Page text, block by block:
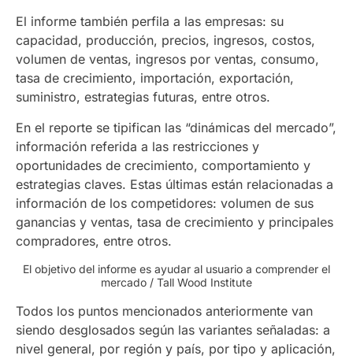
El informe también perfila a las empresas: su
capacidad, producción, precios, ingresos, costos,
volumen de ventas, ingresos por ventas, consumo,
tasa de crecimiento, importación, exportación,
suministro, estrategias futuras, entre otros.
En el reporte se tipifican las “dinámicas del mercado”,
información referida a las restricciones y
oportunidades de crecimiento, comportamiento y
estrategias claves. Estas últimas están relacionadas a
información de los competidores: volumen de sus
ganancias y ventas, tasa de crecimiento y principales
compradores, entre otros.
El objetivo del informe es ayudar al usuario a comprender el
mercado / Tall Wood Institute
Todos los puntos mencionados anteriormente van
siendo desglosados según las variantes señaladas: a
nivel general, por región y país, por tipo y aplicación,